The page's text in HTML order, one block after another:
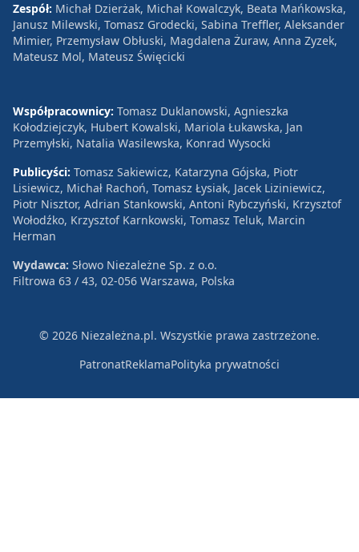
Zespół: Michał Dzierżak, Michał Kowalczyk, Beata Mańkowska,
Janusz Milewski, Tomasz Grodecki, Sabina Treffler, Aleksander
Mimier, Przemysław Obłuski, Magdalena Żuraw, Anna Zyzek,
Mateusz Mol, Mateusz Święcicki
Współpracownicy: Tomasz Duklanowski, Agnieszka
Kołodziejczyk, Hubert Kowalski, Mariola Łukawska, Jan
Przemyłski, Natalia Wasilewska, Konrad Wysocki
Publicyści: Tomasz Sakiewicz, Katarzyna Gójska, Piotr
Lisiewicz, Michał Rachoń, Tomasz Łysiak, Jacek Liziniewicz,
Piotr Nisztor, Adrian Stankowski, Antoni Rybczyński, Krzysztof
Wołodźko, Krzysztof Karnkowski, Tomasz Teluk, Marcin
Herman
Wydawca: Słowo Niezależne Sp. z o.o.
Filtrowa 63 / 43, 02-056 Warszawa, Polska
© 2026 Niezależna.pl. Wszystkie prawa zastrzeżone.
PatronatReklamaPolityka prywatności